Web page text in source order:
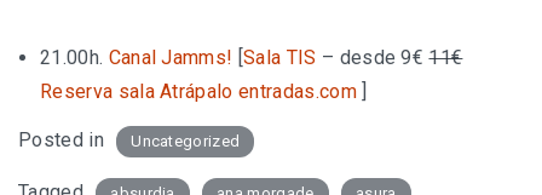
21.00h. Canal Jamms! [Sala TIS – desde 9€11€
Reserva sala Atrápalo entradas.com]
Posted in Uncategorized